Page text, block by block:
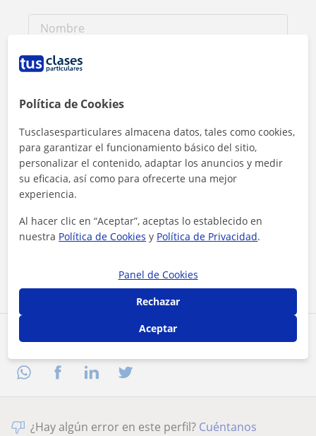
Comparte a este profesor
Al hacer clic, aceptas nuestroaviso legaly deprivacidad
¿Hay algún error en este perfil? Cuéntanos
Política de Cookies
Tusclasesparticulares almacena datos, tales como cookies,
para garantizar el funcionamiento básico del sitio,
personalizar el contenido, adaptar los anuncios y medir
su eficacia, así como para ofrecerte una mejor
experiencia.
Al hacer clic en “Aceptar”, aceptas lo establecido en
nuestra Política de Cookies y Política de Privacidad.
Panel de Cookies
Rechazar
Aceptar